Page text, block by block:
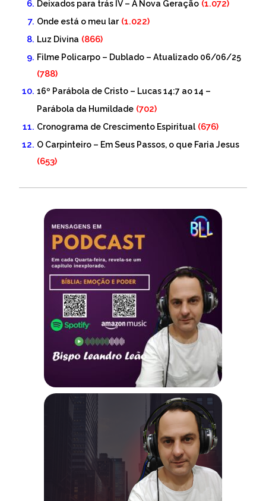
Deixados para trás IV – A Nova Geração (1.072)
Onde está o meu lar (1.022)
Luz Divina (866)
Filme Policarpo – Dublado – Atualizado 06/06/25
(788)
16º Parábola de Cristo – Lucas 14:7 ao 14 –
Parábola da Humildade (702)
Cronograma de Crescimento Espiritual (676)
O Carpinteiro – Em Seus Passos, o que Faria Jesus
(653)